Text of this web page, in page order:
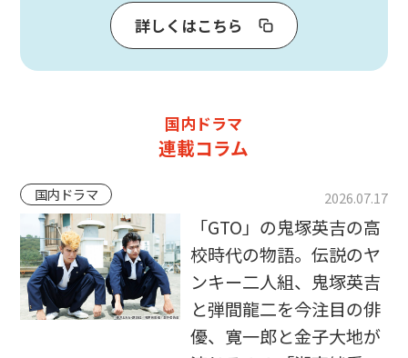
詳しくはこちら
国内ドラマ
連載コラム
国内ドラマ 2026.07.17
「GTO」の鬼塚英吉の高
校時代の物語。伝説のヤ
ンキー二人組、鬼塚英吉
と弾間龍二を今注目の俳
優、寛一郎と金子大地が